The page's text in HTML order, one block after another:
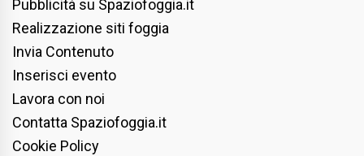
Pubblicità su Spaziofoggia.it
Realizzazione siti foggia
Invia Contenuto
Inserisci evento
Lavora con noi
Contatta Spaziofoggia.it
Cookie Policy